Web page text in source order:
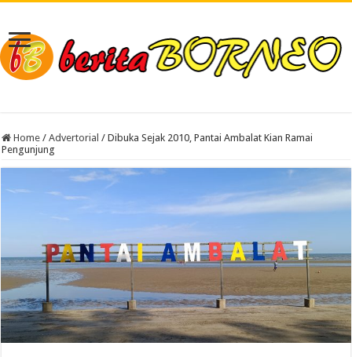
Home / Advertorial / Dibuka Sejak 2010, Pantai Ambalat Kian Ramai
Pengunjung